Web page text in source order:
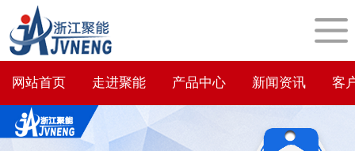
网站首页 走进聚能 产品中心 新闻资讯 客